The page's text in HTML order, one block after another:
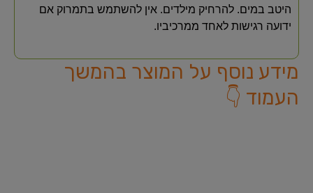
היטב במים. להרחיק מילדים. אין להשתמש בתמרוק אם
ידועה רגישות לאחד ממרכיביו.
מידע נוסף על המוצר בהמשך
העמוד 👇